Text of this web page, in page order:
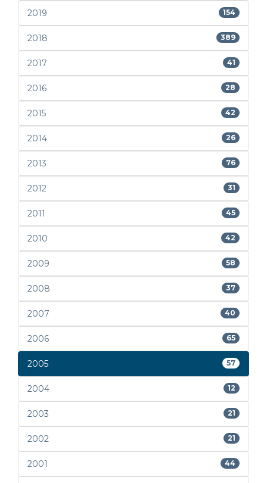
2019 154
2018 389
2017 41
2016 28
2015 42
2014 26
2013 76
2012 31
2011 45
2010 42
2009 58
2008 37
2007 40
2006 65
2005 57
2004 12
2003 21
2002 21
2001 44